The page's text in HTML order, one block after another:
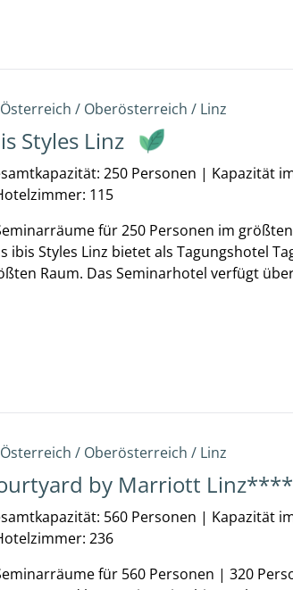
Österreich / Oberösterreich / Linz
Styles Linz
250 Personen | Kapazität
115
für 250 Personen im
ibis Styles Linz bietet als Tagungshotel
Raum. Das Seminarhotel verfügt
Österreich / Oberösterreich / Linz
by Marriott
560 Personen | Kapazität
236
für 560 Personen | 320